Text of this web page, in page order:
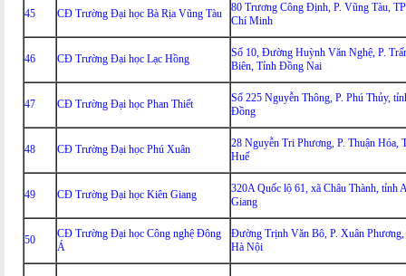
45 CĐ Trường Đại học Bà Rịa Vũng Tàu
80 Trương Công Định, P. Vũng Tàu,
Chí Minh
46 CĐ Trường Đại học Lạc Hồng
Số 10, Đường Huỳnh Văn Nghệ, P.
Biên, Tỉnh Đồng Nai
47 CĐ Trường Đại học Phan Thiết
Số 225 Nguyễn Thông, P. Phú Thủy,
Đồng
48 CĐ Trường Đại học Phú Xuân
28 Nguyễn Tri Phương, P. Thuận Hóa,
Huế
49 CĐ Trường Đại học Kiên Giang
320A Quốc lộ 61, xã Châu Thành, tỉnh
Giang
50
CĐ Trường Đại học Công nghệ Đông
Á
Đường Trịnh Văn Bô, P. Xuân Phương,
Hà Nội